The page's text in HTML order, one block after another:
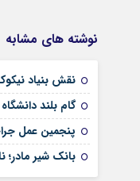
نوشته های مشابه
نقش بنیاد
گام بلند
پنجمین عمل
بانک شیر